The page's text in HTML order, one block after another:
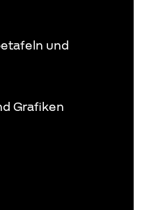
und
Grafiken